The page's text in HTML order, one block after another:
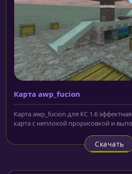
Карта awp_fucion
Карта awp_fucion для КС 1.6
карта с неплохой прорисовкой и
Скачать